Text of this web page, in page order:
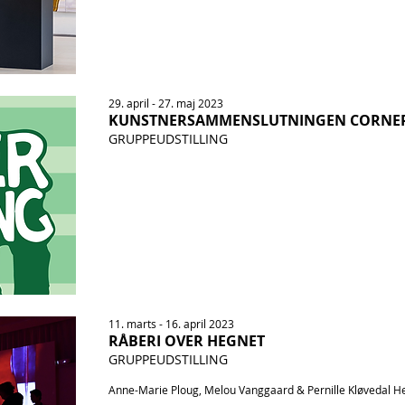
29. april - 27. maj 2023
KUNSTNERSAMMENSLUTNINGEN
GRUPPEUDSTILLING
11. marts - 16. april 2023
RÅBERI OVER HEGNET
GRUPPEUDSTILLING
Anne-Marie Ploug, Melou Vanggaard & Pernille Kløvedal